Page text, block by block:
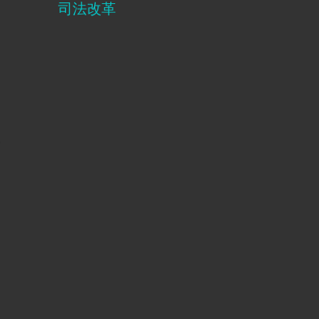
司法改革